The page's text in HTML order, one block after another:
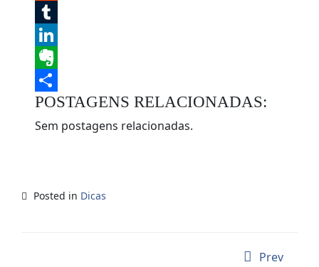
Reddit
Tumblr
LinkedIn
Evernote
Share
POSTAGENS RELACIONADAS:
Sem postagens relacionadas.
Posted in Dicas
Prev